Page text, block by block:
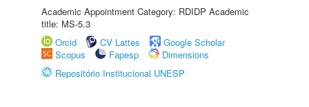
Academic Appointment Category: RDIDP Academic
title: MS-5.3
Orcid
CV Lattes
Google Scholar
Scopus
Fapesp
Dimensions
Repositório Institucional UNESP